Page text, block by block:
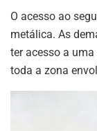
O acesso ao
metálica. As
ter acesso a
toda a zona